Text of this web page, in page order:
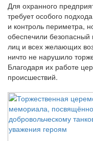
Для охранного
требует особого
и контроль периметра,
обеспечили
лиц и всех желающих
ничто не нарушило
Благодаря их работе
происшествий.